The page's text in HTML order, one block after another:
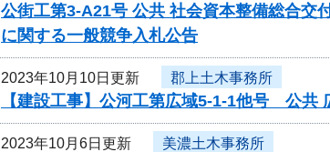
公街工第3-A21号 公共 社会資本整備総合
に関する一般競争入札公告
2023年10月10日更新 郡上土木事務所
【建設工事】公河工第広域5-1-1他号 公共
2023年10月6日更新 美濃土木事務所